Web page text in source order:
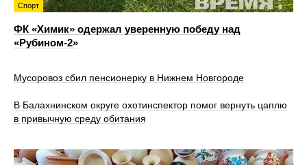
Спорт
ФК «Химик» одержал уверенную победу над
«Рубином‑2»
Мусоровоз сбил пенсионерку в Нижнем Новгороде
В Балахнинском округе охотинспектор помог вернуть цаплю
в привычную среду обитания